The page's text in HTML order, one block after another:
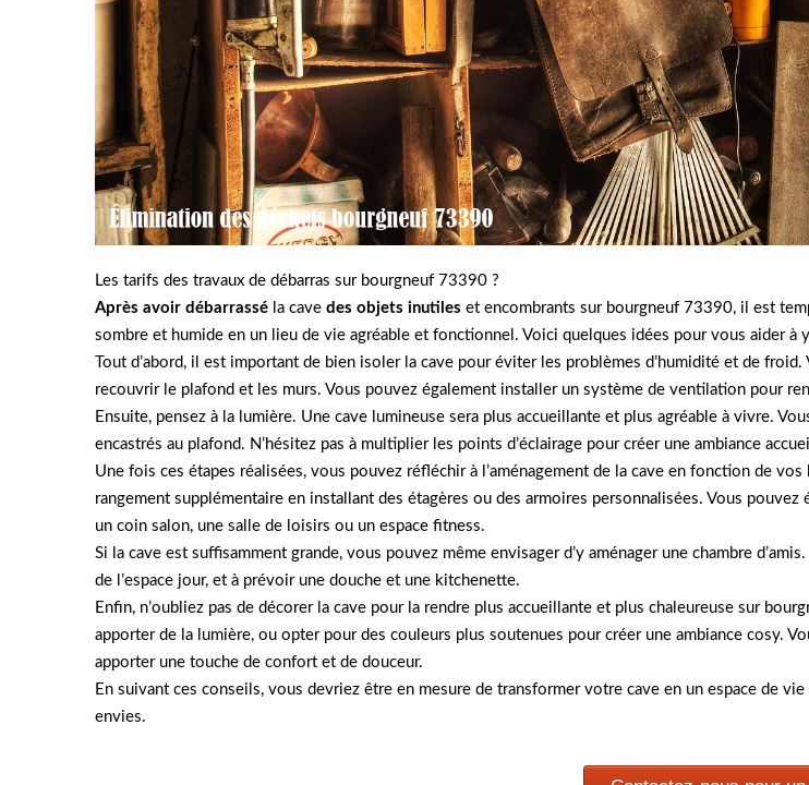
Les tarifs des travaux de débarras sur bourgneuf 73390 ?
Après avoir débarrassé la cave des objets inutiles et encombrants sur bourgneuf 73390, il est
sombre et humide en un lieu de vie agréable et fonctionnel. Voici quelques idées pour vous aider à
Tout d’abord, il est important de bien isoler la cave pour éviter les problèmes d’humidité et de
recouvrir le plafond et les murs. Vous pouvez également installer un système de ventilation pour
Ensuite, pensez à la lumière. Une cave lumineuse sera plus accueillante et plus agréable à vivre.
encastrés au plafond. N’hésitez pas à multiplier les points d’éclairage pour créer une ambiance
Une fois ces étapes réalisées, vous pouvez réfléchir à l’aménagement de la cave en fonction de
rangement supplémentaire en installant des étagères ou des armoires personnalisées. Vous
un coin salon, une salle de loisirs ou un espace fitness.
Si la cave est suffisamment grande, vous pouvez même envisager d’y aménager une chambre
de l’espace jour, et à prévoir une douche et une kitchenette.
Enfin, n’oubliez pas de décorer la cave pour la rendre plus accueillante et plus chaleureuse sur
apporter de la lumière, ou opter pour des couleurs plus soutenues pour créer une ambiance cosy.
apporter une touche de confort et de douceur.
En suivant ces conseils, vous devriez être en mesure de transformer votre cave en un espace de
envies.